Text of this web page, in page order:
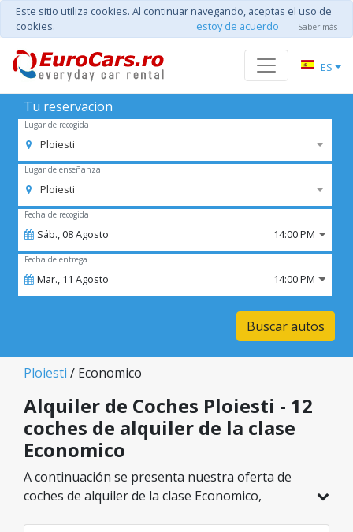
Este sitio utiliza cookies. Al continuar navegando, aceptas el uso de
cookies.
estoy de acuerdo Saber más
ES
Tu reservacion
Lugar de recogida
Ploiesti
Lugar de enseñanza
Ploiesti
Fecha de recogida
Sáb.,08Agosto 14:00 PM
Fecha de entrega
Mar., 11 Agosto 14:00 PM
Buscar autos
Ploiesti / Economico
Alquiler de Coches Ploiesti - 12
coches de alquiler de la clase
Economico
A continuación se presenta nuestra oferta de
coches de alquiler de la clase Economico,